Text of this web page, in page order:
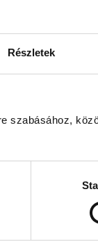
Részletek
szabásához,